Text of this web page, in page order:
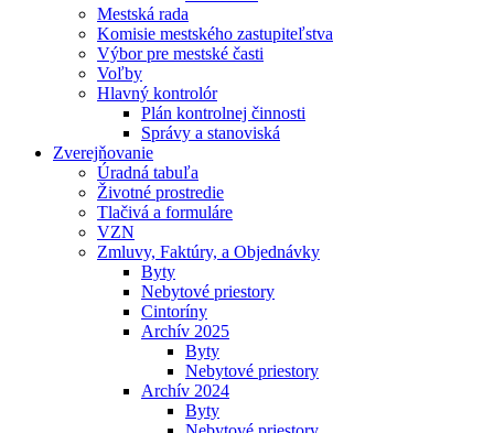
Mestská rada
Komisie mestského zastupiteľstva
Výbor pre mestské časti
Voľby
Hlavný kontrolór
Plán kontrolnej činnosti
Správy a stanoviská
Zverejňovanie
Úradná tabuľa
Životné prostredie
Tlačivá a formuláre
VZN
Zmluvy, Faktúry, a Objednávky
Byty
Nebytové priestory
Cintoríny
Archív 2025
Byty
Nebytové priestory
Archív 2024
Byty